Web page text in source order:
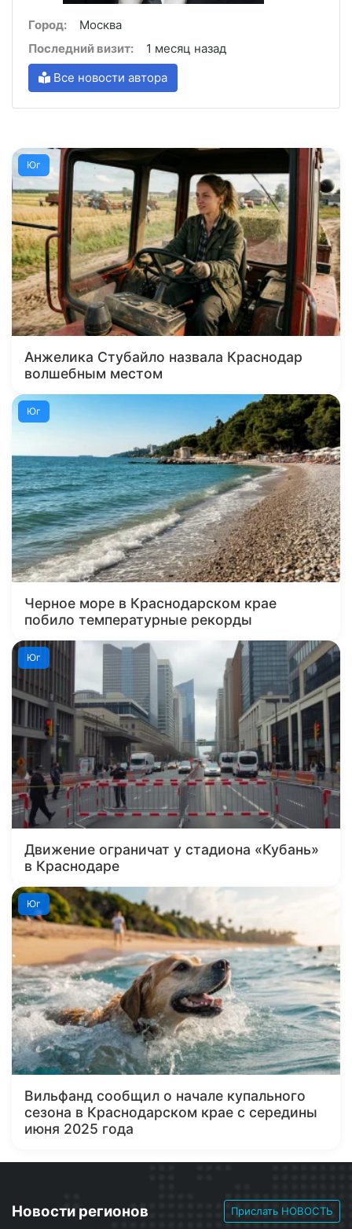
Город:
Москва
Последний визит:
1 месяц назад
Все новости автора
Юг
Анжелика Стубайло назвала Краснодар
волшебным местом
Юг
Черное море в Краснодарском крае
побило температурные рекорды
Юг
Движение ограничат у стадиона «Кубань»
в Краснодаре
Юг
Вильфанд сообщил о начале купального
сезона в Краснодарском крае с середины
июня 2025 года
Новости регионов Прислать НОВОСТЬ